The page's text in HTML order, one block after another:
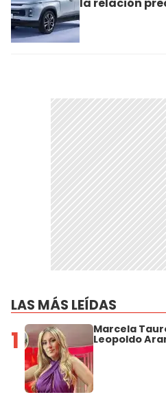
LAS MÁS LEÍDAS
1 Marcela
Leopoldo